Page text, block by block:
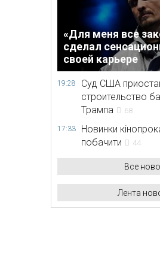
«Для меня все
сделал
своей карьере
19:28
Суд США
строительство
Трампа
68
17:33
Новинки
побачити
44
Все
Лента